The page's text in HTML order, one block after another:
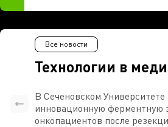
Технологии в
Все новости
В Сеченовском Университете
инновационную ферментную
онкопациентов после